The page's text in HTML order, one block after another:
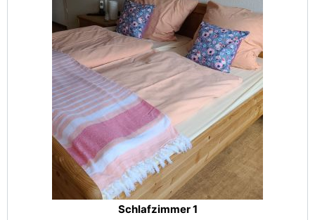
Schlafzimmer 1